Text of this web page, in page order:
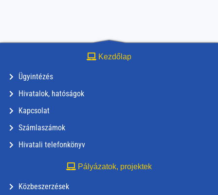
Kezdőlap
Ügyintézés
Hivatalok, hatóságok
Kapcsolat
Számlaszámok
Hivatali telefonkönyv
Pályázatok, projektek
Közbeszerzések